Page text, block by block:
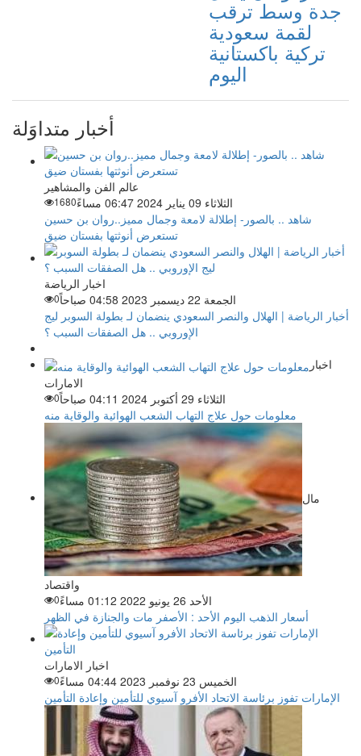
جدة وسط ترقب
لقمة سعودية
تركية باكستانية
اليوم
أخبار متداوَلة
عالم الفن والمشاهير
الثلاثاء 09 يناير 2024 06:47 مساءً
1680
شاهد .. بالصور- إطلالة لامعة وجمال مميز..روان بن حسين
تستعرض أنوثتها بفستان ضيق
اخبار الرياضة
الجمعة 22 ديسمبر 2023 04:58 صباحاً
0
أخبار الرياضة | الهلال والنصر السعودي ينضمان لـ بطولة السوبر ليج
الإوروبي .. هل الصفقات السبب ؟
اخبار
الامارات
الثلاثاء 29 أكتوبر 2024 04:11 صباحاً
0
معلومات حول علاج التهاب الشعب الهوائية والوقاية منه
مال
واقتصاد
الأحد 26 يونيو 2022 01:12 مساءً
0
أسعار الذهب اليوم الأحد : الأصفر مات والجنازة في الظهر
اخبار الامارات
الخميس 23 نوفمبر 2023 04:44 مساءً
0
الإمارات تفوز برئاسة الاتحاد الأفرو آسيوي للتأمين وإعادة التأمين